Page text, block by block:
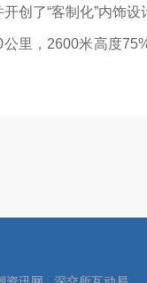
创了“客制化”内饰设
里，2600米高度